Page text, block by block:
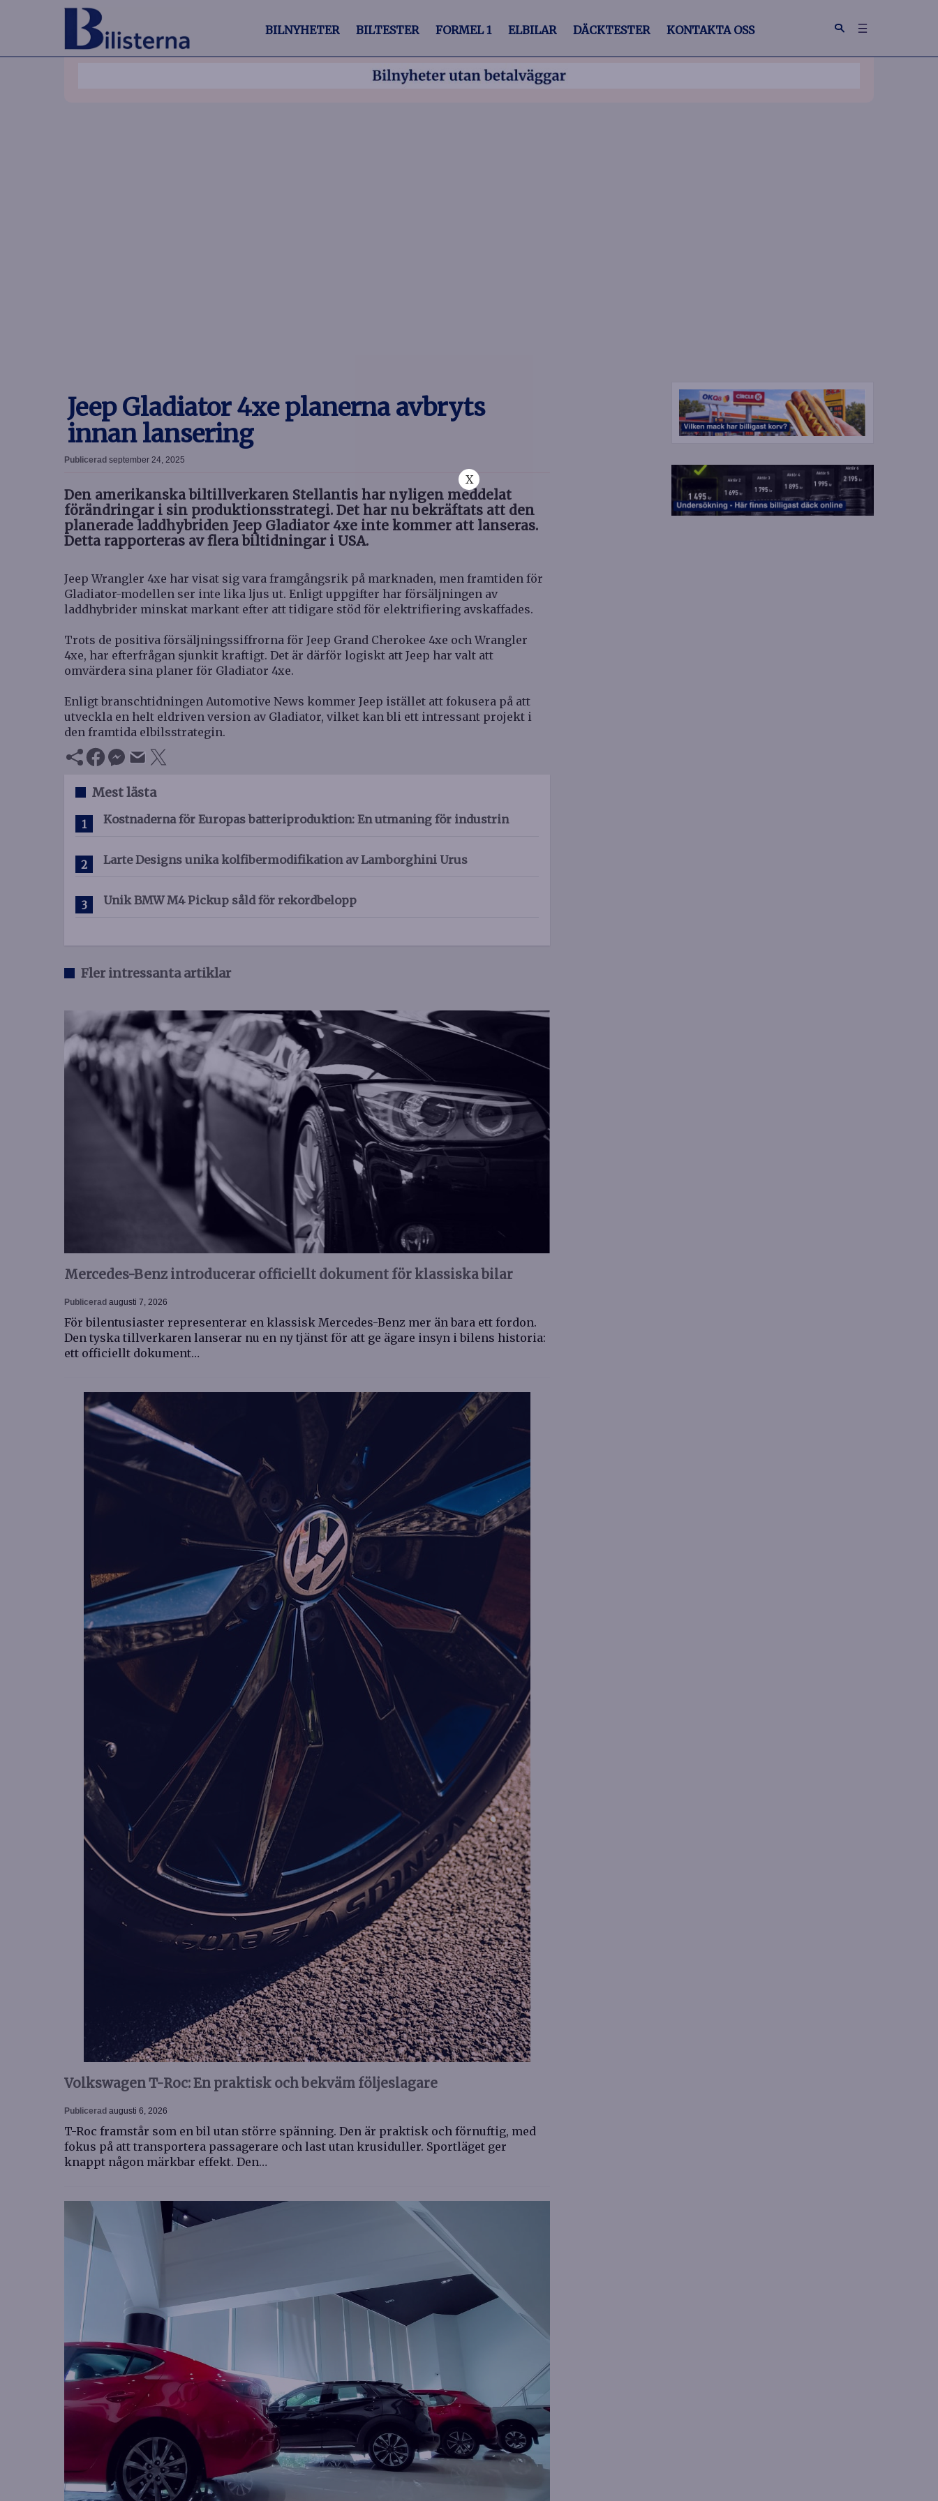
X
BILNYHETER BILTESTER FORMEL 1 ELBILAR DÄCKTESTER KONTAKTA OSS
Jeep Gladiator 4xe planerna avbryts
innan lansering
Publicerad september 24, 2025
Den amerikanska biltillverkaren Stellantis har nyligen meddelat
förändringar i sin produktionsstrategi. Det har nu bekräftats att den
planerade laddhybriden Jeep Gladiator 4xe inte kommer att lanseras.
Detta rapporteras av flera biltidningar i USA.
Jeep Wrangler 4xe har visat sig vara framgångsrik på marknaden, men framtiden för
Gladiator-modellen ser inte lika ljus ut. Enligt uppgifter har försäljningen av
laddhybrider minskat markant efter att tidigare stöd för elektrifiering avskaffades.
Trots de positiva försäljningssiffrorna för Jeep Grand Cherokee 4xe och Wrangler
4xe, har efterfrågan sjunkit kraftigt. Det är därför logiskt att Jeep har valt att
omvärdera sina planer för Gladiator 4xe.
Enligt branschtidningen Automotive News kommer Jeep istället att fokusera på att
utveckla en helt eldriven version av Gladiator, vilket kan bli ett intressant projekt i
den framtida elbilsstrategin.
Mest lästa
Kostnaderna för Europas batteriproduktion: En utmaning för industrin
Larte Designs unika kolfibermodifikation av Lamborghini Urus
Unik BMW M4 Pickup såld för rekordbelopp
Fler intressanta artiklar
Mercedes-Benz introducerar officiellt dokument för klassiska bilar
Publicerad augusti 7, 2026
För bilentusiaster representerar en klassisk Mercedes-Benz mer än bara ett fordon.
Den tyska tillverkaren lanserar nu en ny tjänst för att ge ägare insyn i bilens historia:
ett officiellt dokument…
Volkswagen T-Roc: En praktisk och bekväm följeslagare
Publicerad augusti 6, 2026
T-Roc framstår som en bil utan större spänning. Den är praktisk och förnuftig, med
fokus på att transportera passagerare och last utan krusiduller. Sportläget ger
knappt någon märkbar effekt. Den…